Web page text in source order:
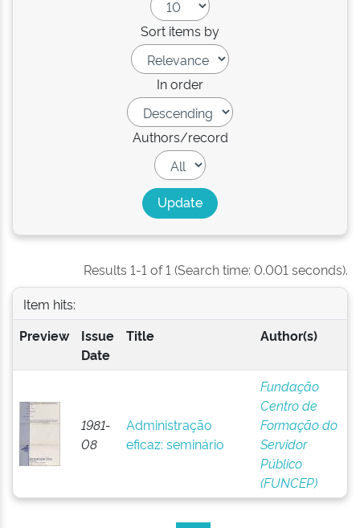
Sort items by
In order
Authors/record
Results 1-1 of 1 (Search time: 0.001 seconds).
Item hits:
Preview
Issue
Date
Title Author(s)
1981-
08
Administração
eficaz: seminário
Fundação
Centro de
Formação do
Servidor
Público
(FUNCEP)